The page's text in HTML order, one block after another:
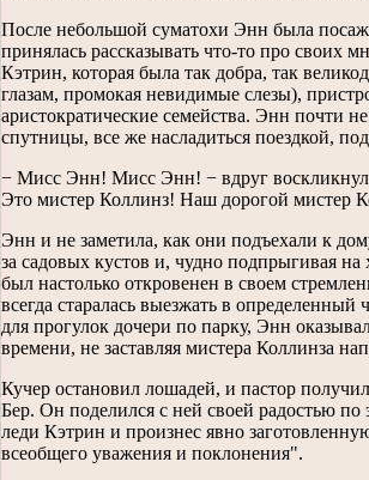
После небольшой суматохи Энн была
принялась рассказывать что-то про своих
Кэтрин, которая была так добра, так
глазам, промокая невидимые слезы),
аристократические семейства. Энн почти
спутницы, все же насладиться поездкой,
− Мисс Энн! Мисс Энн! − вдруг
Это мистер Коллинз! Наш дорогой мистер
Энн и не заметила, как они подъехали к
за садовых кустов и, чудно подпрыгивая на
был настолько откровенен в своем
всегда старалась выезжать в
для прогулок дочери по парку, Энн
времени, не заставляя мистера Коллинза
Кучер остановил лошадей, и пастор
Бер. Он поделился с ней своей радостью по
леди Кэтрин и произнес явно
всеобщего уважения и поклонения".